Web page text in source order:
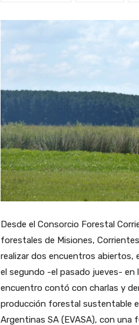
Desde el Consorcio Forestal
forestales de Misiones,
realizar dos encuentros abiertos,
el segundo -el pasado jueves- en
encuentro contó con charlas y
producción forestal sustentable
Argentinas SA (EVASA), con una